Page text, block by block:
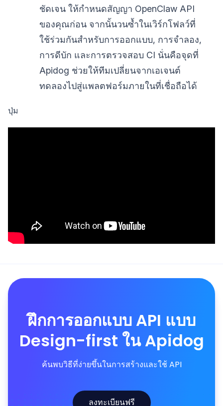
ชัดเจน ให้กำหนดสัญญา OpenClaw API
ของคุณก่อน จากนั้นวนซ้ำในเวิร์กโฟลว์ที่
ใช้ร่วมกันสำหรับการออกแบบ, การจำลอง,
การดีบัก และการตรวจสอบ CI นั่นคือจุดที่
Apidog ช่วยให้ทีมเปลี่ยนจากเอเจนต์
ทดลองไปสู่แพลตฟอร์มภายในที่เชื่อถือได้
ปุ่ม
ฝึกการออกแบบ API แบบ
Design-first ใน Apidog
ค้นพบวิธีที่ง่ายขึ้นในการสร้างและใช้ API
ลงทะเบียนฟรี